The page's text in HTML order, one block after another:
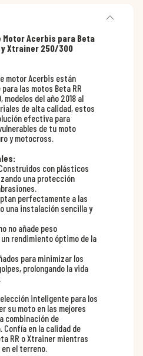
Acerbis para Beta
y Xtrainer 250/300
motor Acerbis están
las motos Beta RR
del año 2018 al
de alta calidad, estos
efectiva para
de tu moto
y motocross.
con plásticos
una protección
perfectamente a las
una instalación sencilla y
no añade peso
rendimiento óptimo de la
para minimizar los
prolongando la vida
inteligente para los
su moto en las mejores
combinación de
en la calidad de
RR o Xtrainer mientras
el terreno.